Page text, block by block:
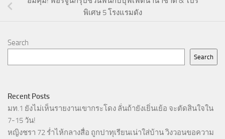
พิเศษ 5 โรงแรมดัง
Search
Search
Recent Posts
มท.1 ยังไม่เห็นรายงานเขากระโดง ลั่นถ้ายังเยิ่นเย้อ จะตัดสินใจใน
7-15 วัน!
หญิงชรา 72 ร่ำไห้กลางสื่อ ถูกปาทุเรียนเน่าใส่บ้าน วิงวอนขอความ